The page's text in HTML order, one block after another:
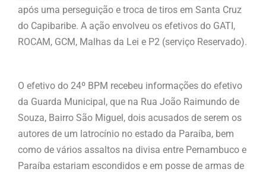
após uma perseguição e troca de tiros em Santa Cruz
do Capibaribe. A ação envolveu os efetivos do GATI,
ROCAM, GCM, Malhas da Lei e P2 (serviço Reservado).
O efetivo do 24º BPM recebeu informações do efetivo
da Guarda Municipal, que na Rua João Raimundo de
Souza, Bairro São Miguel, dois acusados de serem os
autores de um latrocínio no estado da Paraíba, bem
como de vários assaltos na divisa entre Pernambuco e
Paraíba estariam escondidos e em posse de armas de